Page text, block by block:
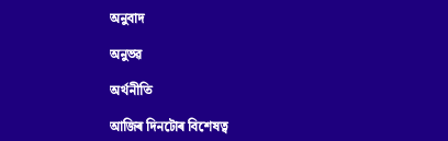
অনুবাদ
অনুভৱ
অৰ্থনীতি
আজিৰ দিনটোৰ বিশেষত্ব